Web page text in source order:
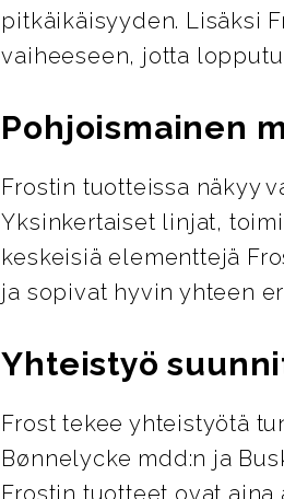
pitkäikäisyyden. Lisäksi
vaiheeseen, jotta
Pohjoismainen
Frostin tuotteissa näkyy
Yksinkertaiset linjat,
keskeisiä elementtejä
ja sopivat hyvin yhteen
Yhteistyö
Frost tekee yhteistyötä
Bønnelycke mdd:n ja
Frostin tuotteet ovat